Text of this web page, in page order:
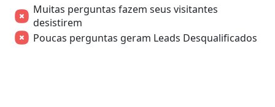
Muitas perguntas fazem seus visitantes
desistirem
Poucas perguntas geram Leads Desqualificados